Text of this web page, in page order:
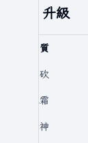
升級
品質
劈砍
冰霜
精神